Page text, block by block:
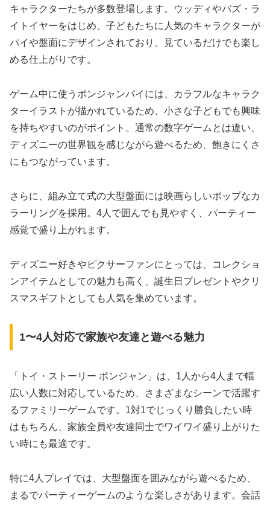
キャラクターたちが多数登場します。ウッディやバズ・ラ
イトイヤーをはじめ、子どもたちに人気のキャラクターが
パイや盤面にデザインされており、見ているだけでも楽し
める仕上がりです。
ゲーム中に使うポンジャンパイには、カラフルなキャラク
ターイラストが描かれているため、小さな子どもでも興味
を持ちやすいのがポイント。通常の数字ゲームとは違い、
ディズニーの世界観を感じながら遊べるため、飽きにくさ
にもつながっています。
さらに、組み立て式の大型盤面には映画らしいポップなカ
ラーリングを採用。4人で囲んでも見やすく、パーティー
感覚で盛り上がれます。
ディズニー好きやピクサーファンにとっては、コレクショ
ンアイテムとしての魅力も高く、誕生日プレゼントやクリ
スマスギフトとしても人気を集めています。
1〜4人対応で家族や友達と遊べる魅力
「トイ・ストーリー ポンジャン」は、1人から4人まで幅
広い人数に対応しているため、さまざまなシーンで活躍す
るファミリーゲームです。1対1でじっくり勝負したい時
はもちろん、家族全員や友達同士でワイワイ盛り上がりた
い時にも最適です。
特に4人プレイでは、大型盤面を囲みながら遊べるため、
まるでパーティーゲームのような楽しさがあります。会話